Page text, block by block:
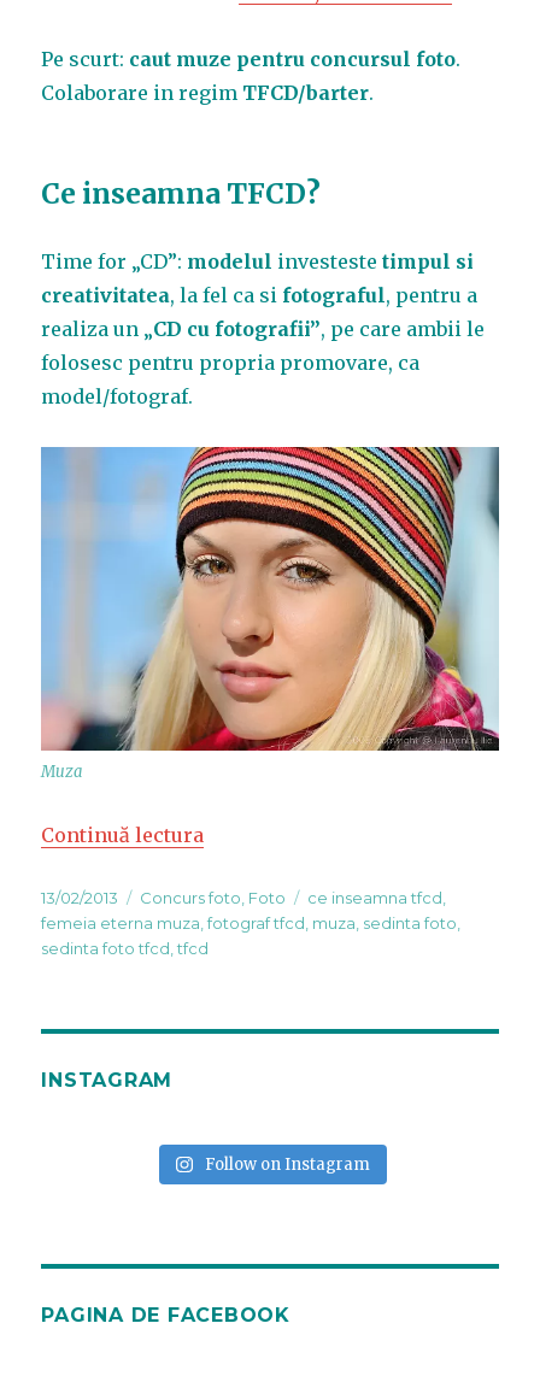
Pe scurt: caut muze pentru concursul foto.
Colaborare in regim TFCD/barter.
Ce inseamna TFCD?
Time for „CD”: modelul investestetimpul si
creativitatea, la fel ca si fotograful, pentru a
realiza un „CD cu fotografii”, pe care ambii le
folosesc pentru propria promovare, ca
model/fotograf.
Muza
Continuă lectura
Publicat
pe
13/02/2013 Categorii
Concurs foto Foto Etichete
ce inseamna tfcd
femeia eterna muza ,fotograf tfcd muza sedinta foto
sedinta foto tfcd ,tfcd
INSTAGRAM
Follow on Instagram
PAGINA DE FACEBOOK